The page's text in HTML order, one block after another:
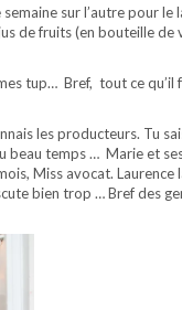
sur l’autre pour le
de fruits (en bouteille de
tup… Bref, tout ce
les producteurs. Tu
beau temps … Marie et
Miss avocat. Laurence
bien trop … Bref des